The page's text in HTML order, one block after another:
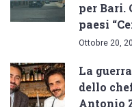
per Bari.
paesi
Ottobre 20,
La
dello
Antonio